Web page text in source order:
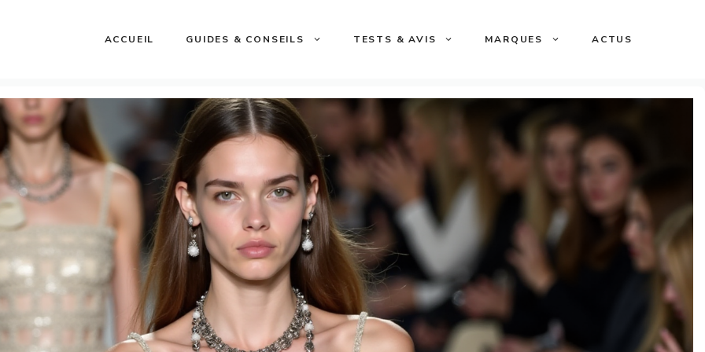
ACCUEIL GUIDES & CONSEILS TESTS & AVIS MARQUES ACTUS